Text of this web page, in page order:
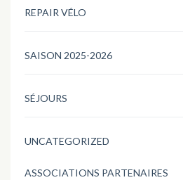
REPAIR VÉLO
SAISON 2025-2026
SÉJOURS
UNCATEGORIZED
ASSOCIATIONS PARTENAIRES